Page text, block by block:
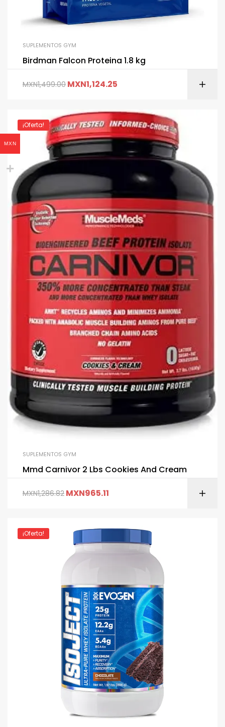
SUPLEMENTOS GYM
Birdman Falcon Proteina 1.8 kg
MXN1,499.00 MXN1,124.25
¡Oferta!
SUPLEMENTOS GYM
Mmd Carnivor 2 Lbs Cookies And Cream
MXN1,286.82 MXN965.11
¡Oferta!
MXN